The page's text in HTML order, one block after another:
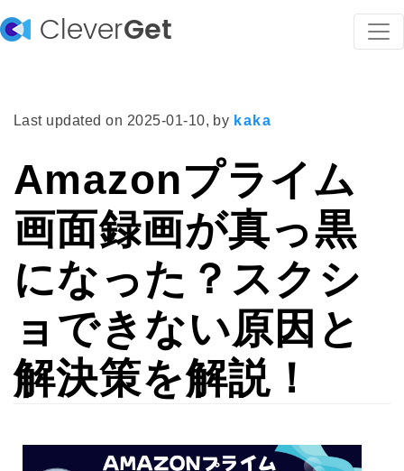
CleverGet
Last updated on 2025-01-10, by kaka
Amazonプライム
画面録画が真っ黒
になった？スクシ
ョできない原因と
解決策を解説！